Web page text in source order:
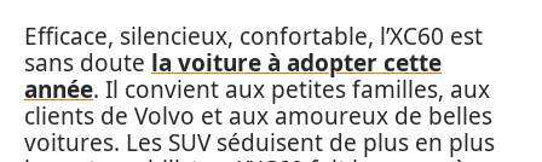
Efficace, silencieux, confortable, l’XC60 est
sans doute la voiture à adopter cette
année. Il convient aux petites familles, aux
clients de Volvo et aux amoureux de belles
voitures. Les SUV séduisent de plus en plus